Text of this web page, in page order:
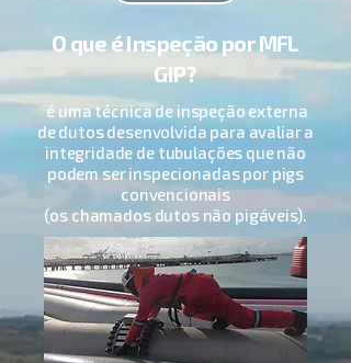
O que é Inspeção por MFL
GIP?
é uma técnica de inspeção externa
de dutos desenvolvida para avaliar a
integridade de tubulações que não
podem ser inspecionadas por pigs
convencionais
(os chamados dutos não pigáveis).